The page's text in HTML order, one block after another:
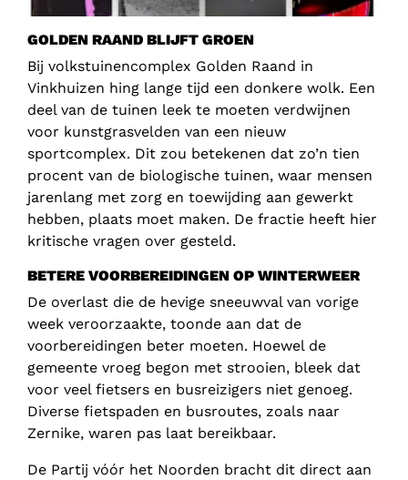
GOLDEN RAAND BLIJFT GROEN
Bij volkstuinencomplex Golden Raand in
Vinkhuizen hing lange tijd een donkere wolk. Een
deel van de tuinen leek te moeten verdwijnen
voor kunstgrasvelden van een nieuw
sportcomplex. Dit zou betekenen dat zo’n tien
procent van de biologische tuinen, waar mensen
jarenlang met zorg en toewijding aan gewerkt
hebben, plaats moet maken. De fractie heeft hier
kritische vragen over gesteld.
BETERE VOORBEREIDINGEN OP WINTERWEER
De overlast die de hevige sneeuwval van vorige
week veroorzaakte, toonde aan dat de
voorbereidingen beter moeten. Hoewel de
gemeente vroeg begon met strooien, bleek dat
voor veel fietsers en busreizigers niet genoeg.
Diverse fietspaden en busroutes, zoals naar
Zernike, waren pas laat bereikbaar.
De Partij vóór het Noorden bracht dit direct aan